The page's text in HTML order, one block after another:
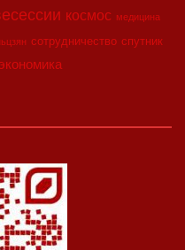
космос медицина
сотрудничество спутник